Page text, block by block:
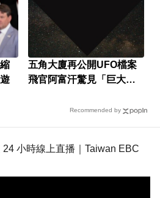
五角大廈再公開UFO檔案
飛官阿富汗驚見「巨大三
Recommended by
小時線上直播｜Taiwan EBC